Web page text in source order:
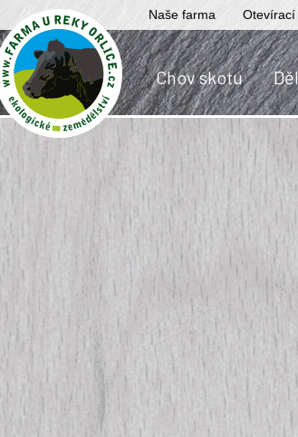
Naše farma Otevírací
Chov skotu